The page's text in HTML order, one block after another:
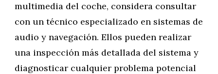
multimedia del coche, considera consultar
con un técnico especializado en sistemas de
audio y navegación. Ellos pueden realizar
una inspección más detallada del sistema y
diagnosticar cualquier problema potencial